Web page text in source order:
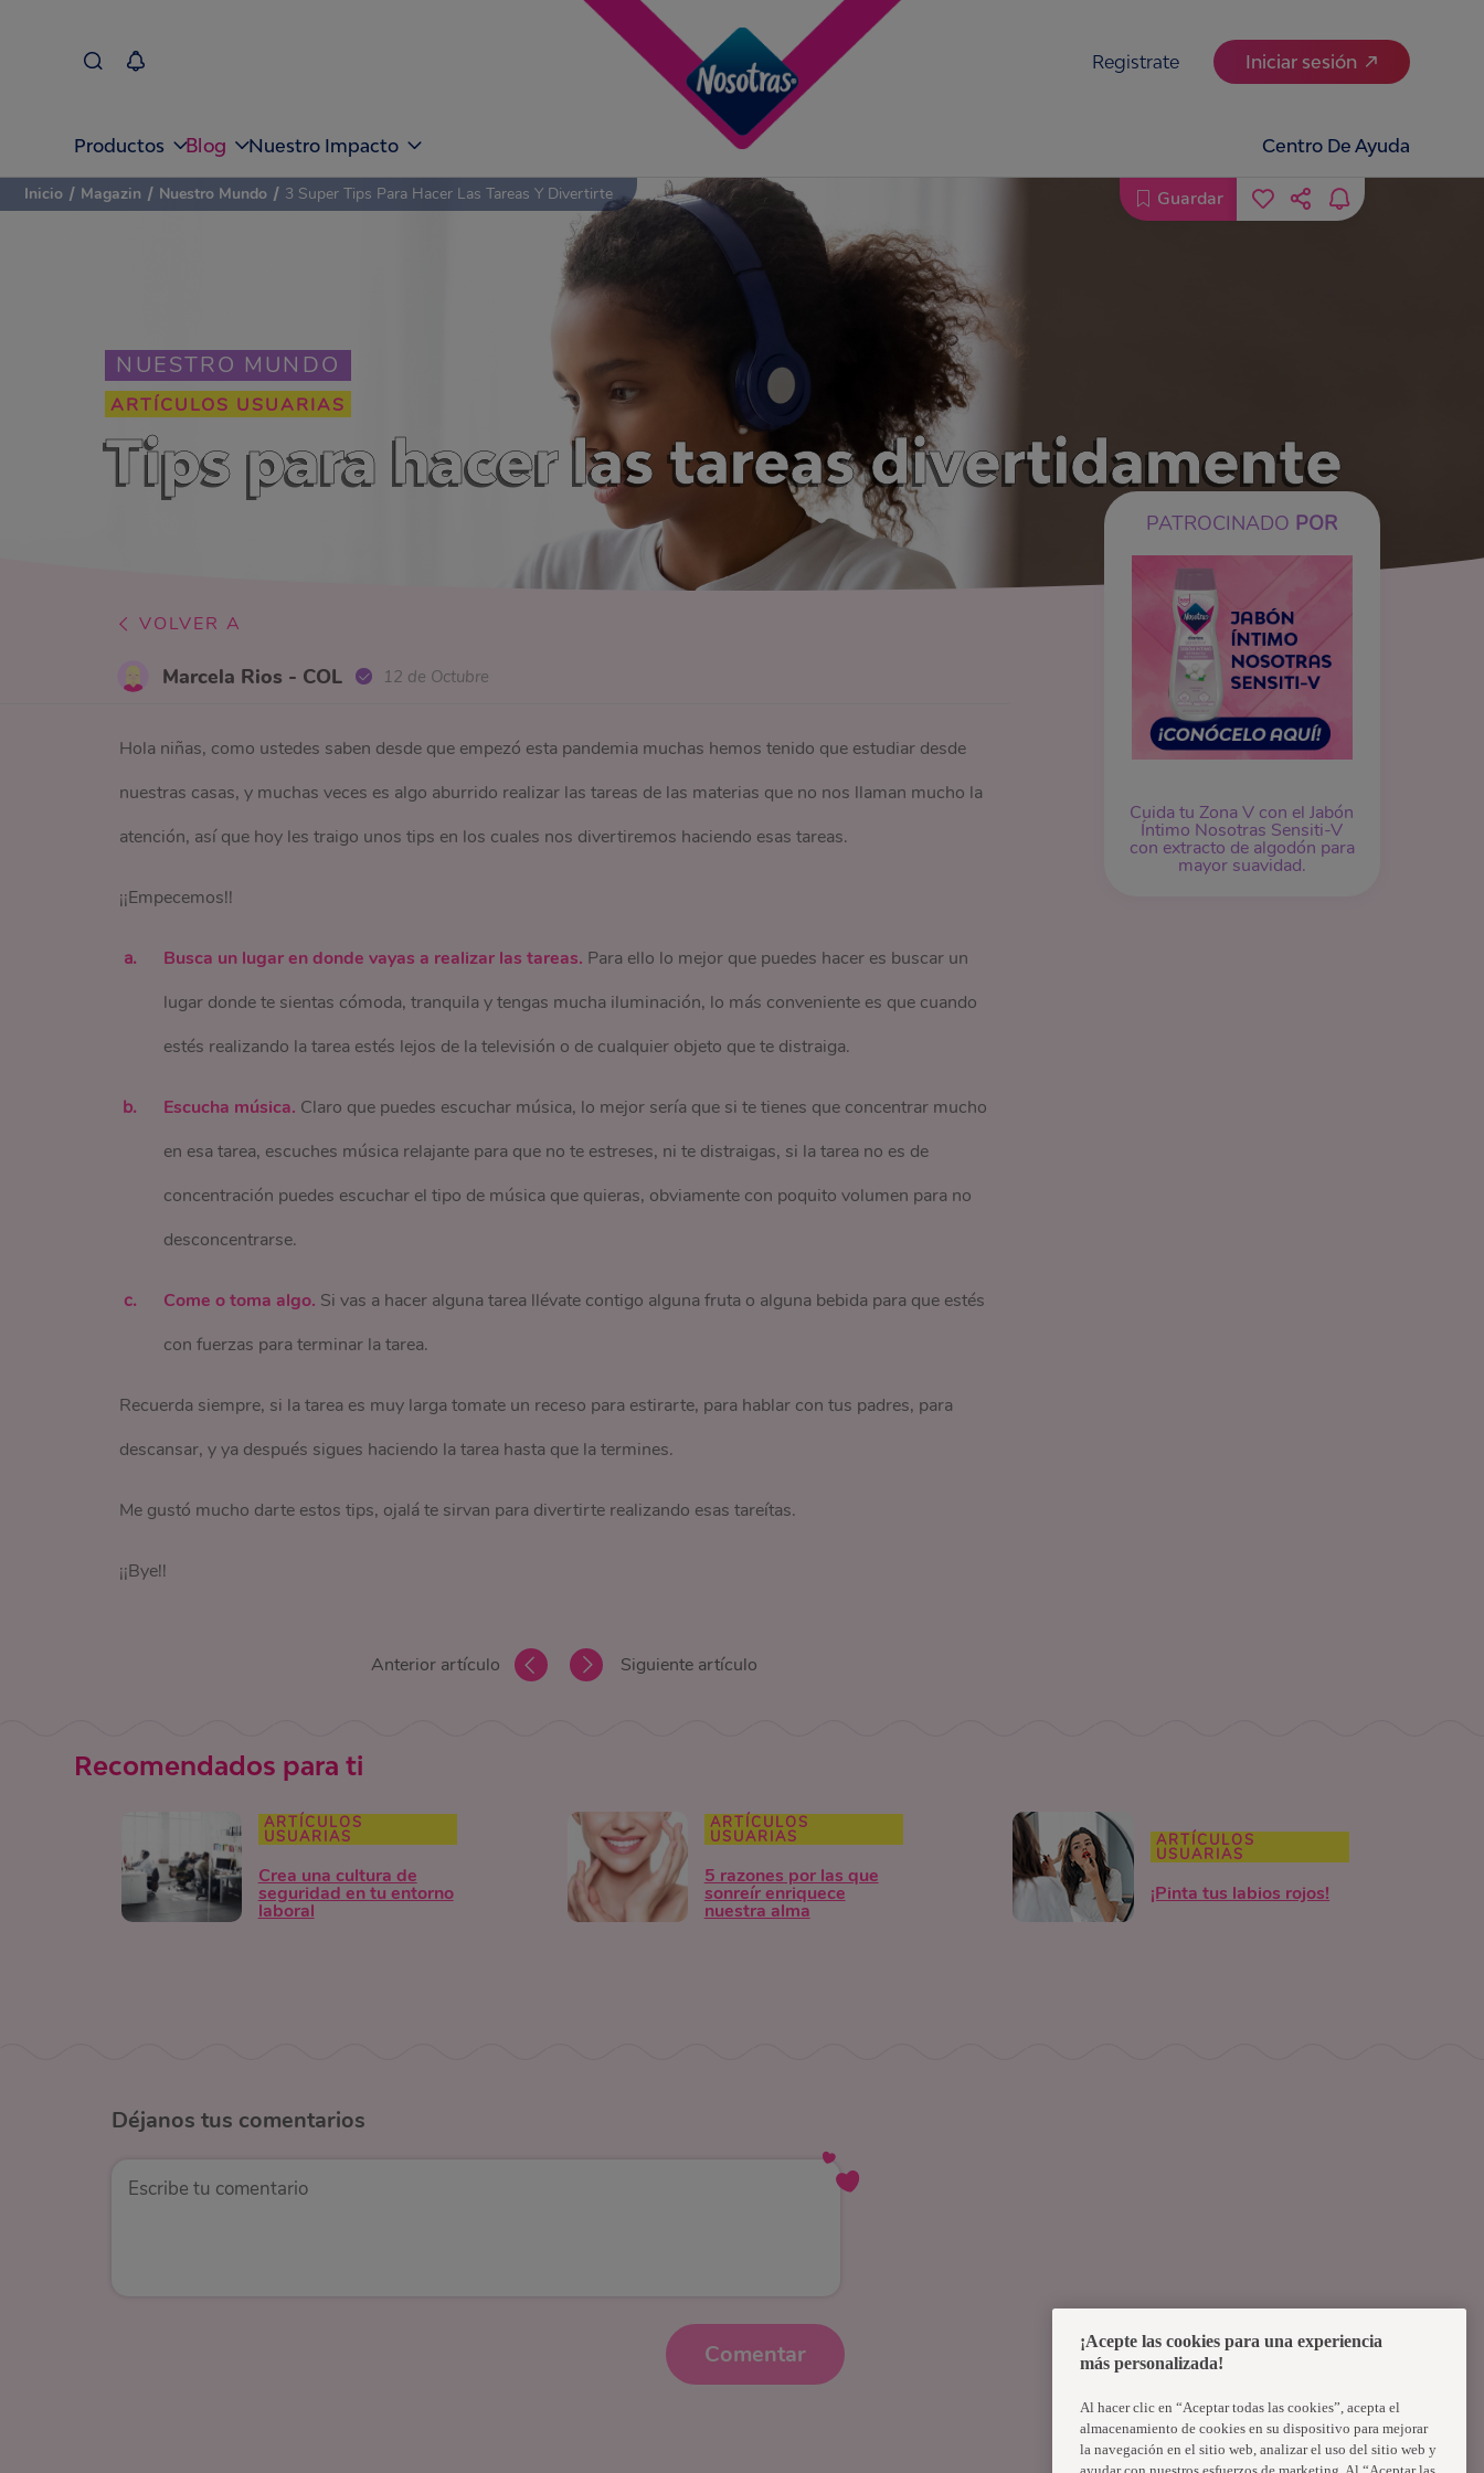
Registrate Iniciar sesión
Productos Blog Nuestro Impacto Centro De Ayuda
NUESTRO MUNDO
ARTÍCULOS USUARIAS
Tips para hacer las tareas divertidamente
PATROCINADO POR
Cuida tu Zona V con el Jabón
Íntimo Nosotras Sensiti-V
con extracto de algodón para
mayor suavidad.
Inicio / Magazin / Nuestro Mundo / 3 Super Tips Para Hacer Las Tareas Y Divertirte Guardar
VOLVER A
Marcela Rios - COL 12 de Octubre
Hola niñas, como ustedes saben desde que empezó esta pandemia muchas hemos tenido que estudiar desde
nuestras casas, y muchas veces es algo aburrido realizar las tareas de las materias que no nos llaman mucho la
atención, así que hoy les traigo unos tips en los cuales nos divertiremos haciendo esas tareas.
¡¡Empecemos!!
Busca un lugar en donde vayas a realizar las tareas. Para ello lo mejor que puedes hacer es buscar un
lugar donde te sientas cómoda, tranquila y tengas mucha iluminación, lo más conveniente es que cuando
estés realizando la tarea estés lejos de la televisión o de cualquier objeto que te distraiga.
Escucha música. Claro que puedes escuchar música, lo mejor sería que si te tienes que concentrar mucho
en esa tarea, escuches música relajante para que no te estreses, ni te distraigas, si la tarea no es de
concentración puedes escuchar el tipo de música que quieras, obviamente con poquito volumen para no
desconcentrarse.
Come o toma algo. Si vas a hacer alguna tarea llévate contigo alguna fruta o alguna bebida para que estés
con fuerzas para terminar la tarea.
Recuerda siempre, si la tarea es muy larga tomate un receso para estirarte, para hablar con tus padres, para
descansar, y ya después sigues haciendo la tarea hasta que la termines.
Me gustó mucho darte estos tips, ojalá te sirvan para divertirte realizando esas tareítas.
¡¡Bye!!
Anterior artículo Siguiente artículo
Recomendados para ti
ARTÍCULOS
USUARIAS
Crea una cultura de
seguridad en tu entorno
laboral
ARTÍCULOS
USUARIAS
5 razones por las que
sonreír enriquece
nuestra alma
ARTÍCULOS
USUARIAS
¡Pinta tus labios rojos!
Déjanos tus comentarios
Comentar
¡Acepte las cookies para una experiencia
más personalizada!
Al hacer clic en “Aceptar todas las cookies”, acepta el
almacenamiento de cookies en su dispositivo para mejorar
la navegación en el sitio web, analizar el uso del sitio web y